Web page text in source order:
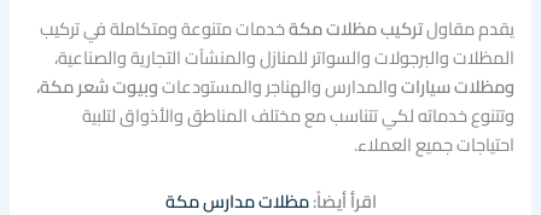
يقدم مقاولتركيب مظلات مكةخدمات متنوعة ومتكاملة في تركيب
المظلات والبرجولات والسواتر للمنازل والمنشآت التجارية والصناعية،
ومظلات سياراتوالمدارس والهناجر والمستودعاتوبيوت شعر مكة،
وتتنوع خدماته لكي تتناسب مع مختلف المناطق والأذواق لتلبية
احتياجات جميع العملاء.
اقرأ أيضاً:مظلات مدارس مكة